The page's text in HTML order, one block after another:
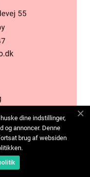
dine indstillinger,
og annoncer. Denne
brug af websiden